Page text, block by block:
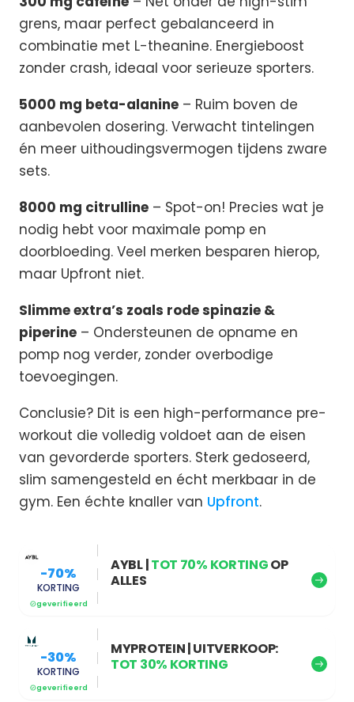
grens, maar perfect gebalanceerd in
combinatie met L-theanine. Energieboost
zonder crash, ideaal voor serieuze sporters.
5000 mg beta-alanine – Ruim boven de
aanbevolen dosering. Verwacht tintelingen
én meer uithoudingsvermogen tijdens zware
sets.
8000 mg citrulline – Spot-on! Precies wat je
nodig hebt voor maximale pomp en
doorbloeding. Veel merken besparen hierop,
maar Upfront niet.
Slimme extra’s zoals rode spinazie &
piperine – Ondersteunen de opname en
pomp nog verder, zonder overbodige
toevoegingen.
Conclusie? Dit is een high-performance pre-
workout die volledig voldoet aan de eisen
van gevorderde sporters. Sterk gedoseerd,
slim samengesteld en écht merkbaar in de
gym. Een échte knaller van Upfront.
-70%
KORTING
geverifieerd
AYBL |TOT 70% KORTINGOP
ALLES
-30%
KORTING
geverifieerd
MYPROTEIN | UITVERKOOP:
TOT 30% KORTING